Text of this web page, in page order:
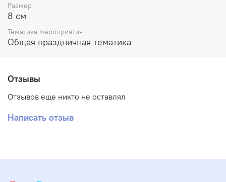
Размер
8 см
Тематика мероприятия
Общая праздничная тематика
Отзывы
Отзывов еще никто не оставлял
Написать отзыв